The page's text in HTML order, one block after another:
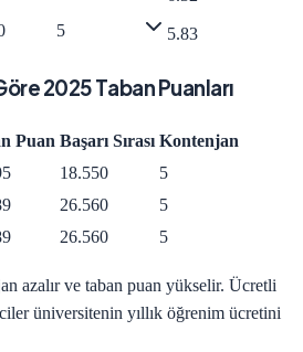
5 5.83
2025Taban Puanları
Puan Başarı Sırası Kontenjan
18.550
5
26.560
5
26.560 5
azalır ve taban puan yükselir. Ücretli
üniversitenin yıllık öğrenim ücretini